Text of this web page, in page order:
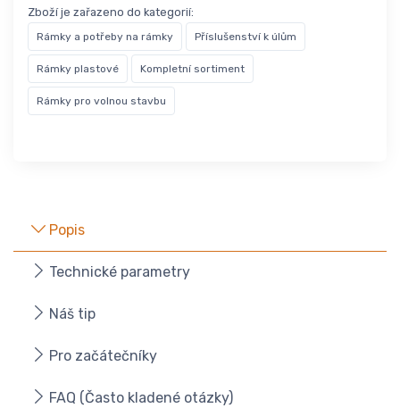
Zboží je zařazeno do kategorií:
Rámky a potřeby na rámky Příslušenství k úlům
Rámky plastové Kompletní sortiment
Rámky pro volnou stavbu
Popis
Technické parametry
Náš tip
Pro začátečníky
FAQ (Často kladené otázky)